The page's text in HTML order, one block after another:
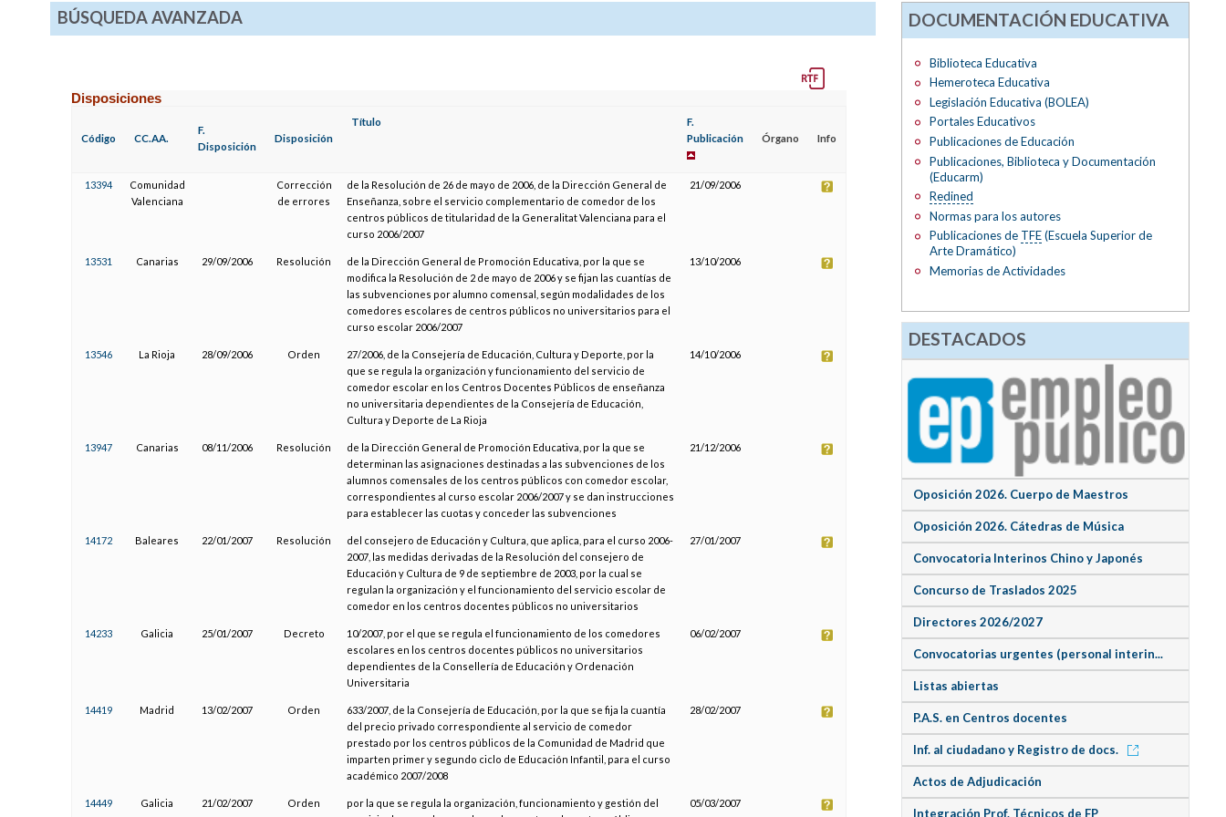
BÚSQUEDA AVANZADA
Disposiciones
Código CC.AA.
F.
Disposición
Disposición
Título
F.
Publicación
Órgano Info
13394
Comunidad
Valenciana
Corrección
de errores
de la Resolución de 26 de mayo de 2006, de la Dirección General de
Enseñanza, sobre el servicio complementario de comedor de los
centros públicos de titularidad de la Generalitat Valenciana para el
curso 2006/2007
21/09/2006
13531 Canarias 29/09/2006 Resolución
de la Dirección General de Promoción Educativa, por la que se
modifica la Resolución de 2 de mayo de 2006 y se fijan las cuantías de
las subvenciones por alumno comensal, según modalidades de los
comedores escolares de centros públicos no universitarios para el
curso escolar 2006/2007
13/10/2006
13546 La Rioja 28/09/2006 Orden
27/2006, de la Consejería de Educación, Cultura y Deporte, por la
que se regula la organización y funcionamiento del servicio de
comedor escolar en los Centros Docentes Públicos de enseñanza
no universitaria dependientes de la Consejería de Educación,
Cultura y Deporte de La Rioja
14/10/2006
13947 Canarias 08/11/2006 Resolución
de la Dirección General de Promoción Educativa, por la que se
determinan las asignaciones destinadas a las subvenciones de los
alumnos comensales de los centros públicos con comedor escolar,
correspondientes al curso escolar 2006/2007 y se dan instrucciones
para establecer las cuotas y conceder las subvenciones
21/12/2006
14172 Baleares 22/01/2007 Resolución
del consejero de Educación y Cultura, que aplica, para el curso 2006-
2007, las medidas derivadas de la Resolución del consejero de
Educación y Cultura de 9 de septiembre de 2003, por la cual se
regulan la organización y el funcionamiento del servicio escolar de
comedor en los centros docentes públicos no universitarios
27/01/2007
14233 Galicia 25/01/2007 Decreto
10/2007, por el que se regula el funcionamiento de los comedores
escolares en los centros docentes públicos no universitarios
dependientes de la Consellería de Educación y Ordenación
Universitaria
06/02/2007
14419 Madrid 13/02/2007 Orden
633/2007, de la Consejería de Educación, por la que se fija la cuantía
del precio privado correspondiente al servicio de comedor
prestado por los centros públicos de la Comunidad de Madrid que
imparten primer y segundo ciclo de Educación Infantil, para el curso
académico 2007/2008
28/02/2007
14449 Galicia 21/02/2007 Orden
por la que se regula la organización, funcionamiento y gestión del
05/03/2007
DOCUMENTACIÓN EDUCATIVA
Biblioteca Educativa
Hemeroteca Educativa
Legislación Educativa (BOLEA)
Portales Educativos
Publicaciones de Educación
Publicaciones, Biblioteca y Documentación
(Educarm)
Redined
Normas para los autores
Publicaciones de TFE(Escuela Superior de
Arte Dramático)
Memorias de Actividades
DESTACADOS
Oposición 2026. Cuerpo de Maestros
Oposición 2026. Cátedras de Música
Convocatoria Interinos Chino y Japonés
Concurso de Traslados 2025
Directores 2026/2027
Convocatorias urgentes (personal interin...
Listas abiertas
P.A.S. en Centros docentes
Inf. al ciudadano y Registro de docs.
Actos de Adjudicación
Integración Prof. Técnicos de FP